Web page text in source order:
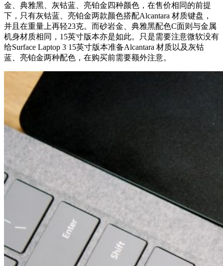
金、典雅黑、灰钴蓝、亮铂金四种颜色，在售价相同的前提
下，只有灰钴蓝、亮铂金两款颜色搭配Alcantara 材质键盘，
并且在重量上再轻23克。而砂岩金、典雅黑配色C面则与金属
机身材质相同，15英寸版本亦是如此。只是需要注意微软没有
给Surface Laptop 3 15英寸版本准备Alcantara 材质以及灰钴
蓝、亮铂金两种配色，在购买前需要额外注意。